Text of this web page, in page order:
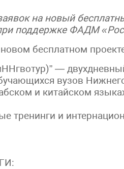
на новый
поддержке ФАДМ
бесплатном
—
вузов
и китайском
тренинги и